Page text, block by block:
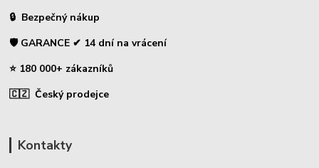
🔒 Bezpečný nákup
🛡️ GARANCE ✔ 14 dní na vrácení
⭐ 180 000+ zákazníků
🇨🇿 Český prodejce
Kontakty